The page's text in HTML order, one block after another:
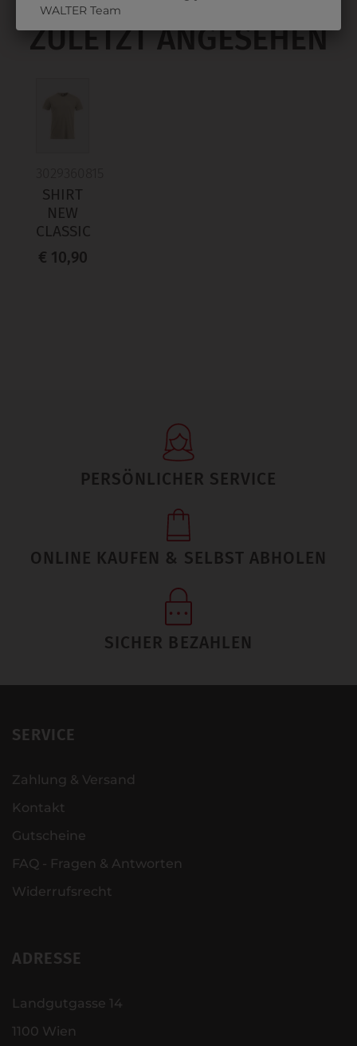
ZULETZT ANGESEHEN
SHIRT
NEW
CLASSIC
€ 10,90
PERSÖNLICHER SERVICE
ONLINE KAUFEN & SELBST ABHOLEN
SICHER BEZAHLEN
SERVICE
Zahlung & Versand
Kontakt
Gutscheine
FAQ - Fragen & Antworten
Widerrufsrecht
ADRESSE
Landgutgasse 14
1100 Wien
WALTER Team